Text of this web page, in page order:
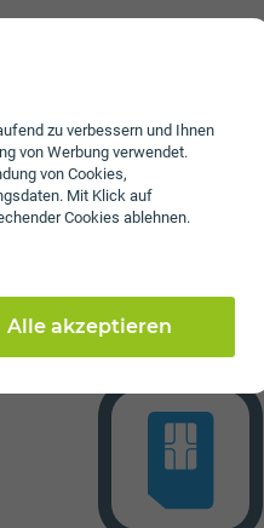
zu verbessern und Ihnen
von Werbung verwendet.
von Cookies,
Mit Klick auf
Cookies ablehnen.
Alle akzeptieren
der inkludierten
und 4 ct/€ pro
Es sind
Bei einem Wertkarten-